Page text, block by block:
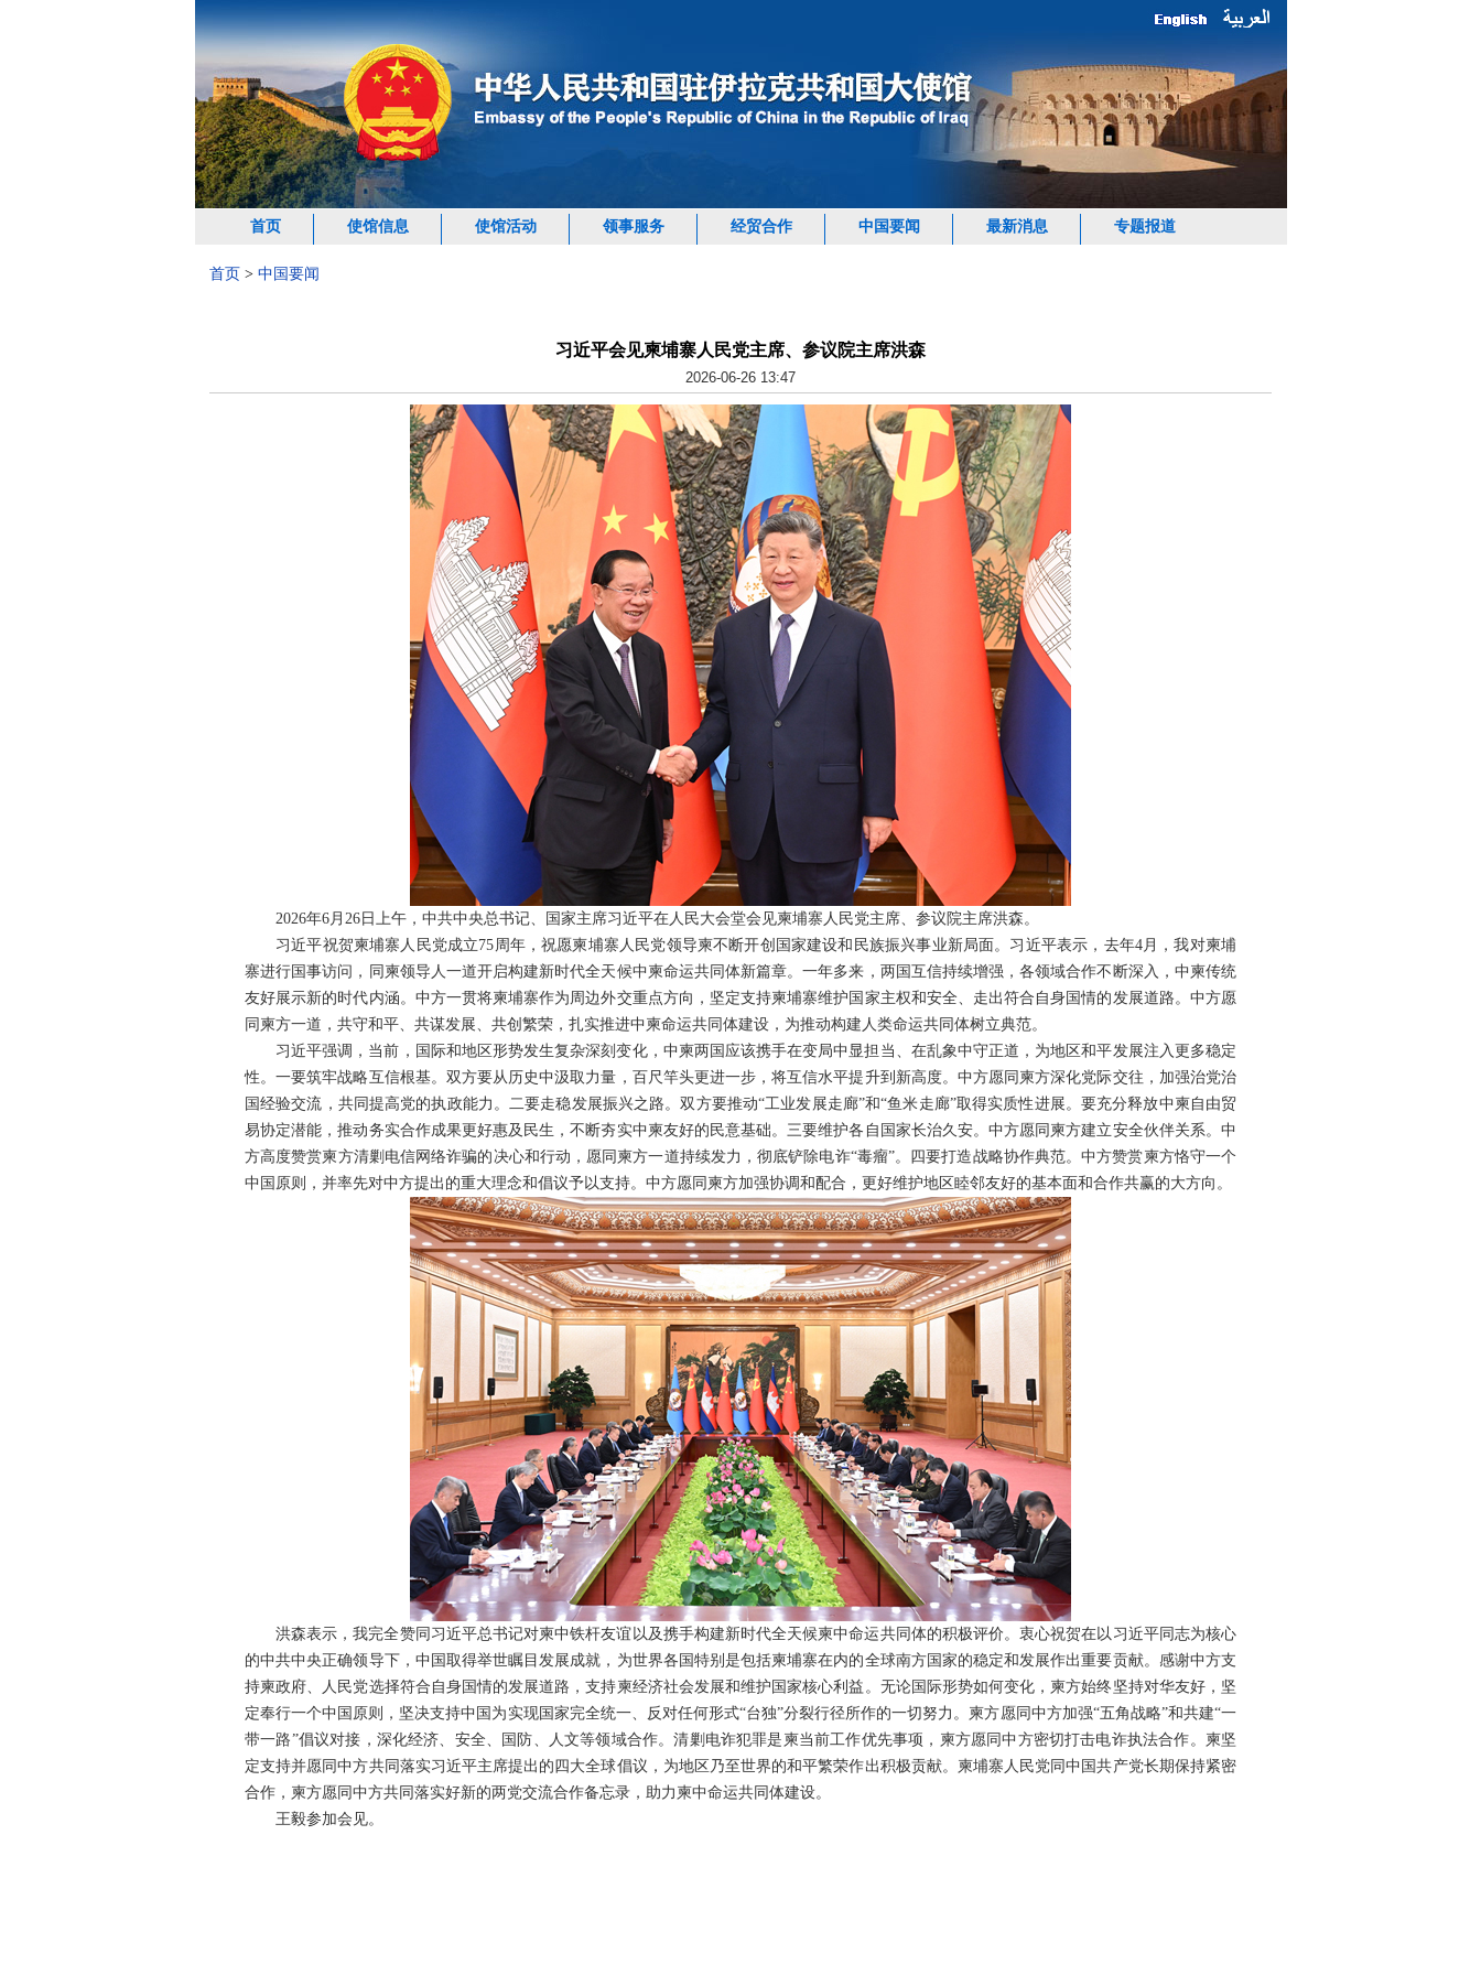
首页 使馆信息 使馆活动 领事服务 经贸合作 中国要闻 最新消息 专题报道
首页 > 中国要闻
习近平会见柬埔寨人民党主席、参议院主席洪森
2026-06-26 13:47
2026年6月26日上午，中共中央总书记、国家主席习近平在人民大会堂会见柬埔寨人民党主席、参议院主席洪森。
习近平祝贺柬埔寨人民党成立75周年，祝愿柬埔寨人民党领导柬不断开创国家建设和民族振兴事业新局面。习近平表示，去年4月，我对柬埔
寨进行国事访问，同柬领导人一道开启构建新时代全天候中柬命运共同体新篇章。一年多来，两国互信持续增强，各领域合作不断深入，中柬传统
友好展示新的时代内涵。中方一贯将柬埔寨作为周边外交重点方向，坚定支持柬埔寨维护国家主权和安全、走出符合自身国情的发展道路。中方愿
同柬方一道，共守和平、共谋发展、共创繁荣，扎实推进中柬命运共同体建设，为推动构建人类命运共同体树立典范。
习近平强调，当前，国际和地区形势发生复杂深刻变化，中柬两国应该携手在变局中显担当、在乱象中守正道，为地区和平发展注入更多稳定
性。一要筑牢战略互信根基。双方要从历史中汲取力量，百尺竿头更进一步，将互信水平提升到新高度。中方愿同柬方深化党际交往，加强治党治
国经验交流，共同提高党的执政能力。二要走稳发展振兴之路。双方要推动“工业发展走廊”和“鱼米走廊”取得实质性进展。要充分释放中柬自由贸
易协定潜能，推动务实合作成果更好惠及民生，不断夯实中柬友好的民意基础。三要维护各自国家长治久安。中方愿同柬方建立安全伙伴关系。中
方高度赞赏柬方清剿电信网络诈骗的决心和行动，愿同柬方一道持续发力，彻底铲除电诈“毒瘤”。四要打造战略协作典范。中方赞赏柬方恪守一个
中国原则，并率先对中方提出的重大理念和倡议予以支持。中方愿同柬方加强协调和配合，更好维护地区睦邻友好的基本面和合作共赢的大方向。
洪森表示，我完全赞同习近平总书记对柬中铁杆友谊以及携手构建新时代全天候柬中命运共同体的积极评价。衷心祝贺在以习近平同志为核心
的中共中央正确领导下，中国取得举世瞩目发展成就，为世界各国特别是包括柬埔寨在内的全球南方国家的稳定和发展作出重要贡献。感谢中方支
持柬政府、人民党选择符合自身国情的发展道路，支持柬经济社会发展和维护国家核心利益。无论国际形势如何变化，柬方始终坚持对华友好，坚
定奉行一个中国原则，坚决支持中国为实现国家完全统一、反对任何形式“台独”分裂行径所作的一切努力。柬方愿同中方加强“五角战略”和共建“一
带一路”倡议对接，深化经济、安全、国防、人文等领域合作。清剿电诈犯罪是柬当前工作优先事项，柬方愿同中方密切打击电诈执法合作。柬坚
定支持并愿同中方共同落实习近平主席提出的四大全球倡议，为地区乃至世界的和平繁荣作出积极贡献。柬埔寨人民党同中国共产党长期保持紧密
合作，柬方愿同中方共同落实好新的两党交流合作备忘录，助力柬中命运共同体建设。
王毅参加会见。